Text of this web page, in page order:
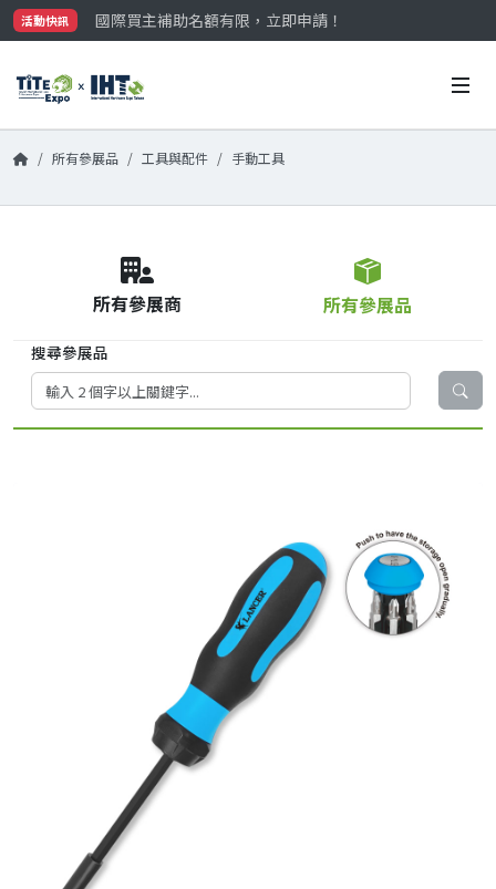
活動快訊
國際買主補助名額有限，立即申請！
參觀門票開放申請中‼️
國際買主補助名額有限，立即申請！
所有參展品 工具與配件 手動工具
所有參展商 所有參展品
搜尋參展品